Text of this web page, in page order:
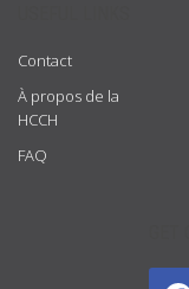
Contact
À propos de la
HCCH
FAQ